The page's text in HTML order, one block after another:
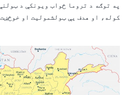
په توګه د تروما ځواب ویونکې د
کوله، او هدف یې ټولشمولیت او